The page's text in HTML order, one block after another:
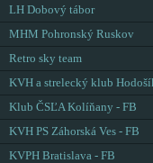
LH Dobový tábor
MHM Pohronský Ruskov
Retro sky team
KVH a strelecký klub
Klub ČSĽA Kolíňany - FB
KVH PS Záhorská Ves - FB
KVPH Bratislava - FB